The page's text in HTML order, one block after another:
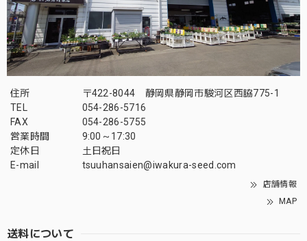
住所
〒422-8044 静岡県静岡市駿河区西脇775-1
TEL
054-286-5716
FAX
054-286-5755
営業時間
9:00～17:30
定休日
土日祝日
E-mail
tsuuhansaien@iwakura-seed.com
店舗情報
MAP
送料について